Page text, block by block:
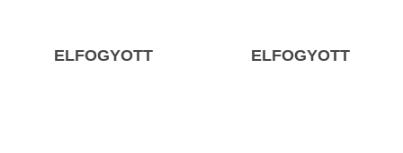
ELFOGYOTT ELFOGYOTT